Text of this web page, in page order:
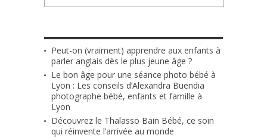
Peut-on (vraiment) apprendre aux enfants à
parler anglais dès le plus jeune âge ?
Le bon âge pour une séance photo bébé à
Lyon : Les conseils d’Alexandra Buendia
photographe bébé, enfants et famille à
Lyon
Découvrez le Thalasso Bain Bébé, ce soin
qui réinvente l’arrivée au monde